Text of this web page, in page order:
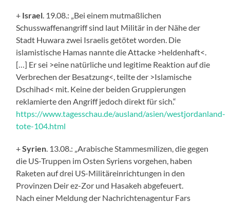
+ Israel . 19.08.: „Bei einem mutmaßlichen
Schusswaffenangriff sind laut Militär in der Nähe der
Stadt Huwara zwei Israelis getötet worden. Die
islamistische Hamas nannte die Attacke >heldenhaft<.
[…] Er sei >eine natürliche und legitime Reaktion auf die
Verbrechen der Besatzung<, teilte der >Islamische
Dschihad< mit. Keine der beiden Gruppierungen
reklamierte den Angriff jedoch direkt für sich.“
https://www.tagesschau.de/ausland/asien/westjordanland-
tote-104.html
+Syrien . 13.08.: „Arabische Stammesmilizen, die gegen
die US-Truppen im Osten Syriens vorgehen, haben
Raketen auf drei US-Militäreinrichtungen in den
Provinzen Deir ez-Zor und Hasakeh abgefeuert.
Nach einer Meldung der Nachrichtenagentur Fars